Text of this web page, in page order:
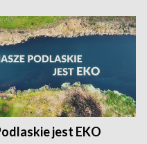
jest EKO